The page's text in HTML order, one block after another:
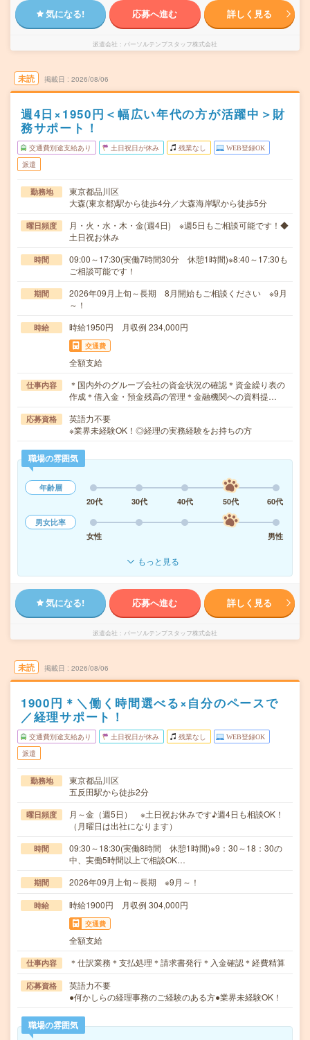
気になる! 応募へ進む 詳しく見る
派遣会社 パーソルテンプスタッフ株式会社
未読 掲載日 2026/08/06
週4日×1950円＜幅広い年代の方が活躍中＞財
務サポート！
交通費別途支給あり 土日祝日が休み 残業なし WEB登録OK
派遣
勤務地
東京都品川区
大森(東京都)駅から徒歩4分／大森海岸駅から徒歩5分
曜日頻度
月・火・水・木・金(週4日) ※週5日もご相談可能です！◆
土日祝お休み
時間
09:00～17:30(実働7時間30分 休憩1時間)※8:40～17:30も
ご相談可能です！
期間
2026年09月上旬～長期 8月開始もご相談ください ※9月
～！
時給 時給1950円 月収例 234,000円
交通費
全額支給
仕事内容
＊国内外のグループ会社の資金状況の確認＊資金繰り表の
作成＊借入金・預金残高の管理＊金融機関への資料提…
応募資格
英語力不要
※業界未経験OK！◎経理の実務経験をお持ちの方
職場の雰囲気
年齢層
20代
30代 40代 50代
60代
男女比率
女性
男性
もっと見る
気になる! 応募へ進む 詳しく見る
派遣会社 パーソルテンプスタッフ株式会社
未読 掲載日 2026/08/06
1900円＊＼働く時間選べる×自分のペースで
／経理サポート！
交通費別途支給あり 土日祝日が休み 残業なし WEB登録OK
派遣
勤務地
東京都品川区
五反田駅から徒歩2分
曜日頻度
月～金（週5日） ※土日祝お休みです♪週4日も相談OK！
（月曜日は出社になります）
時間
09:30～18:30(実働8時間 休憩1時間)※9：30～18：30の
中、実働5時間以上で相談OK…
期間 2026年09月上旬～長期 ※9月～！
時給 時給1900円 月収例 304,000円
交通費
全額支給
仕事内容 ＊仕訳業務＊支払処理＊請求書発行＊入金確認＊経費精算
応募資格
英語力不要
●何かしらの経理事務のご経験のある方●業界未経験OK！
職場の雰囲気